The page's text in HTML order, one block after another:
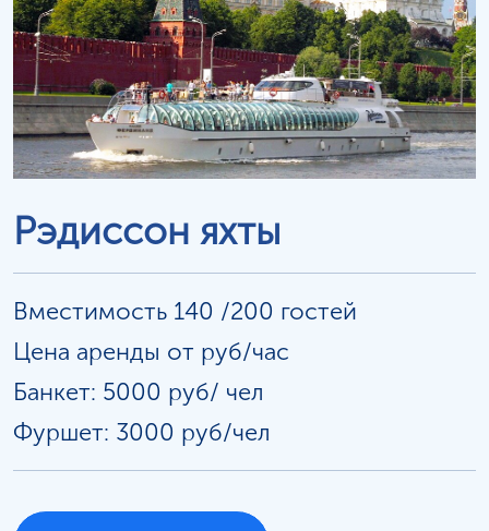
Рэдиссон яхты
Вместимость 140 /200 гостей
Цена аренды от руб/час
Банкет: 5000 руб/ чел
Фуршет: 3000 руб/чел